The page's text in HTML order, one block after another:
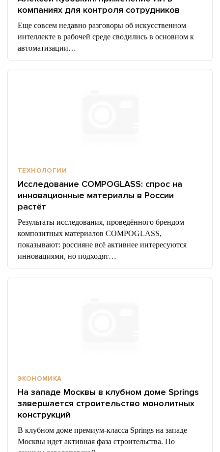
компаниях для контроля сотрудников
Еще совсем недавно разговоры об искусственном
интеллекте в рабочей среде сводились в основном к
автоматизации…
ТЕХНОЛОГИИ
Исследование COMPOGLASS: спрос на
инновационные материалы в России
растёт
Результаты исследования, проведённого брендом
композитных материалов COMPOGLASS,
показывают: россияне всё активнее интересуются
инновациями, но подходят…
ЭКОНОМИКА
На западе Москвы в клубном доме Springs
завершается строительство монолитных
конструкций
В клубном доме премиум-класса Springs на западе
Москвы идет активная фаза строительства. По